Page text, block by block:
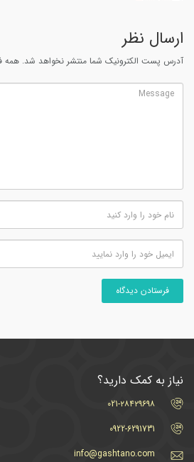
ارسال نظر
آدرس پست الکترونیک شما منتشر نخواهد شد. همه
نیاز به کمک دارید؟
021-۲۸۴۲۹۶۹۸
0922-6291731
info@gashtano.com